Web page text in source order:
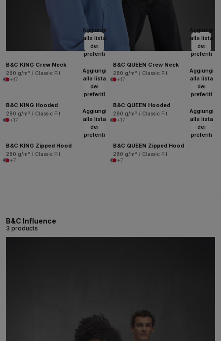
Aggiungi
alla lista
dei
preferiti
B&C KING Crew Neck
280 g/m² / Classic Fit
+17
Aggiungi
alla lista
dei
preferiti
B&C QUEEN Crew Neck
280 g/m² / Classic Fit
+17
Aggiungi
alla lista
dei
preferiti
B&C KING Hooded
280 g/m² / Classic Fit
+17
Aggiungi
alla lista
dei
preferiti
B&C QUEEN Hooded
280 g/m² / Classic Fit
+17
Aggiungi
alla lista
dei
preferiti
B&C KING Zipped Hood
280 g/m² / Classic Fit
+7
Aggiungi
alla lista
dei
preferiti
B&C QUEEN Zipped Hood
280 g/m² / Classic Fit
+7
B&C Influence
3 products